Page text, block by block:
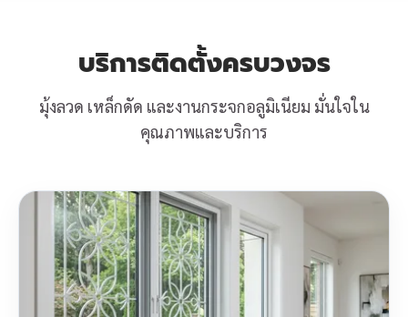
บริการติดตั้งครบวงจร
มุ้งลวด เหล็กดัด และงานกระจกอลูมิเนียม มั่นใจใน
คุณภาพและบริการ